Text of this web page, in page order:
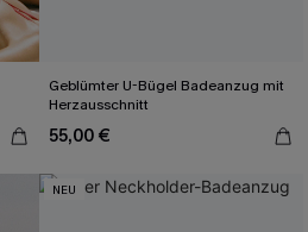
Geblümter U-Bügel Badeanzug mit
Herzausschnitt
55,00 €
NEU